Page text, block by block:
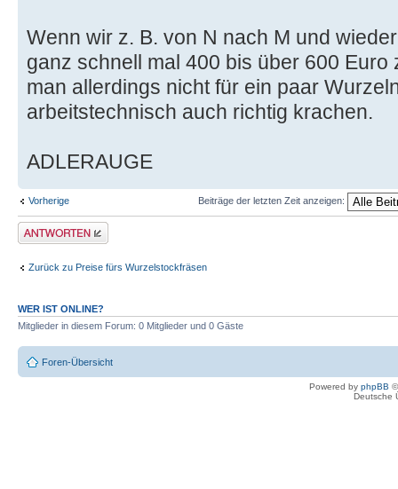
Wenn wir z. B. von N nach M und
ganz schnell mal 400 bis über 600 Euro
man allerdings nicht für ein paar
arbeitstechnisch auch richtig krachen.
ADLERAUGE
Vorherige Beiträge der letzten Zeit anzeigen:
Antwort erstellen
Zurück zu Preise fürs Wurzelstockfräsen
WER IST ONLINE?
Mitglieder in diesem Forum: 0 Mitglieder und 0 Gäste
Foren-Übersicht
Powered by phpBB
Deutsche